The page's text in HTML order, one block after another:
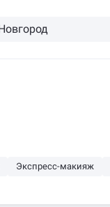
Экспресс-макияж